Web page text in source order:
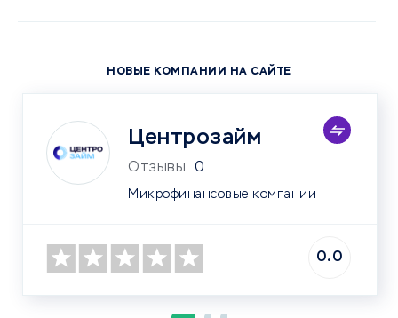
НОВЫЕ КОМПАНИИ НА САЙТЕ
Центрозайм
Отзывы 0
Микрофинансовые компании
0.0